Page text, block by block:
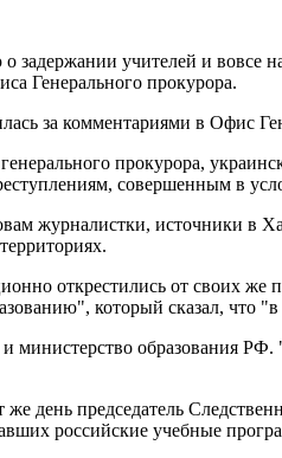
учителей и вовсе
Генерального прокурора.
за комментариями в Офис
прокурора,
совершенным в
журналистки, источники в
открестились от своих
который сказал, что
министерство образования РФ.
же день председатель
российские учебные